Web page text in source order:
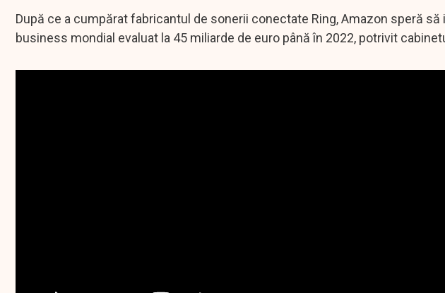
După ce a cumpărat fabricantul de sonerii conectate Ring, Amazon speră
business mondial evaluat la 45 miliarde de euro până în 2022, potrivit